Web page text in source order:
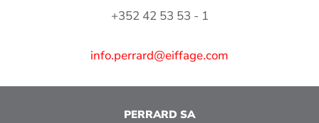
+352 42 53 53 - 1
info.perrard@eiffage.com
PERRARD SA